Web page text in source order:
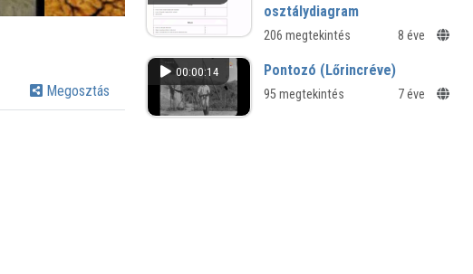
Megosztás
osztálydiagram
206 megtekintés 8 éve
00:00:14 Pontozó (Lőrincréve)
95 megtekintés 7 éve